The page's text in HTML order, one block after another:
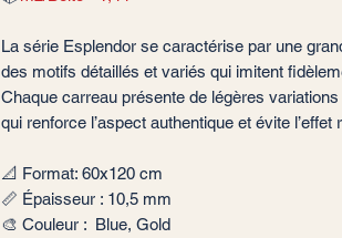
La série Esplendor se caractérise par une
des motifs détaillés et variés qui imitent
Chaque carreau présente de légères
qui renforce l’aspect authentique et évite l’effet
📐 Format: 60x120 cm
📏 Épaisseur : 10,5 mm
🎨 Couleur : Blue, Gold